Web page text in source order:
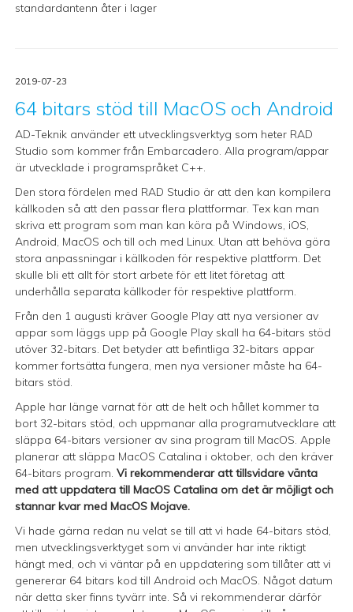
standardantenn åter i lager
2019-07-23
64 bitars stöd till MacOS och Android
AD-Teknik använder ett utvecklingsverktyg som heter RAD
Studio som kommer från Embarcadero. Alla program/appar
är utvecklade i programspråket C++.
Den stora fördelen med RAD Studio är att den kan kompilera
källkoden så att den passar flera plattformar. Tex kan man
skriva ett program som man kan köra på Windows, iOS,
Android, MacOS och till och med Linux. Utan att behöva göra
stora anpassningar i källkoden för respektive plattform. Det
skulle bli ett allt för stort arbete för ett litet företag att
underhålla separata källkoder för respektive plattform.
Från den 1 augusti kräver Google Play att nya versioner av
appar som läggs upp på Google Play skall ha 64-bitars stöd
utöver 32-bitars. Det betyder att befintliga 32-bitars appar
kommer fortsätta fungera, men nya versioner måste ha 64-
bitars stöd.
Apple har länge varnat för att de helt och hållet kommer ta
bort 32-bitars stöd, och uppmanar alla programutvecklare att
släppa 64-bitars versioner av sina program till MacOS. Apple
planerar att släppa MacOS Catalina i oktober, och den kräver
64-bitars program.Vi rekommenderar att tillsvidare vänta
med att uppdatera till MacOS Catalina om det är möjligt och
stannar kvar med MacOS Mojave.
Vi hade gärna redan nu velat se till att vi hade 64-bitars stöd,
men utvecklingsverktyget som vi använder har inte riktigt
hängt med, och vi väntar på en uppdatering som tillåter att vi
genererar 64 bitars kod till Android och MacOS. Något datum
när detta sker finns tyvärr inte. Så vi rekommenderar därför